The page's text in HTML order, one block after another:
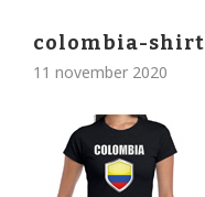
colombia-shirt
11 november 2020